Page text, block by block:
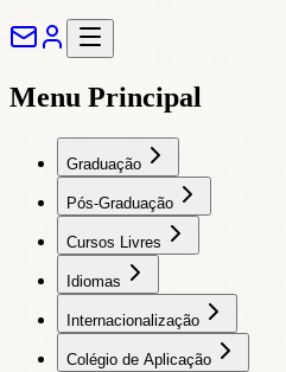
Menu Principal
Graduação
Pós-Graduação
Cursos Livres
Idiomas
Internacionalização
Colégio de Aplicação